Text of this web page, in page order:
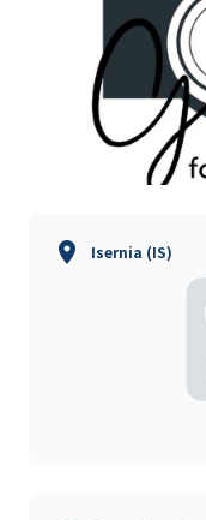
Isernia (IS)